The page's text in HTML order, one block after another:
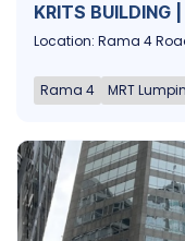
KRITS BUILDING
Location: Rama 4
Rama 4 MRT